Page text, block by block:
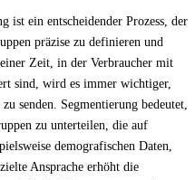
ein entscheidender Prozess, der
präzise zu definieren und
Zeit, in der Verbraucher mit
sind, wird es immer wichtiger,
senden. Segmentierung bedeutet,
zu unterteilen, die auf
demografischen Daten,
Ansprache erhöht die